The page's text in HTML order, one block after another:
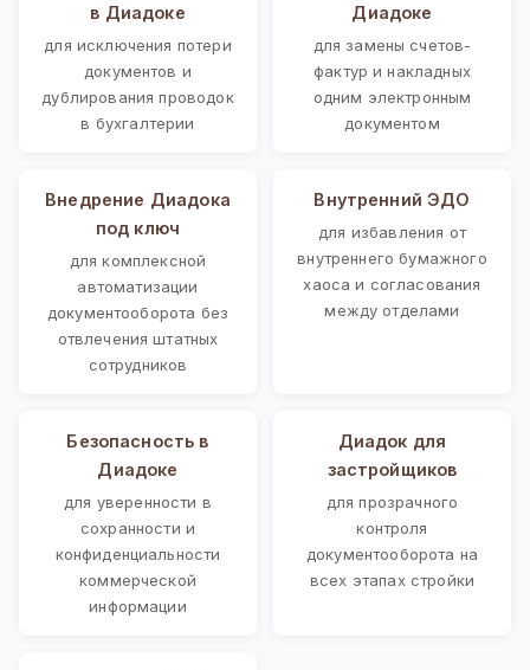
в Диадоке
для исключения потери
документов и
дублирования проводок
в бухгалтерии
Диадоке
для замены счетов-
фактур и накладных
одним электронным
документом
Внедрение Диадока
под ключ
для комплексной
автоматизации
документооборота без
отвлечения штатных
сотрудников
Внутренний ЭДО
для избавления от
внутреннего бумажного
хаоса и согласования
между отделами
Безопасность в
Диадоке
для уверенности в
сохранности и
конфиденциальности
коммерческой
информации
Диадок для
застройщиков
для прозрачного
контроля
документооборота на
всех этапах стройки